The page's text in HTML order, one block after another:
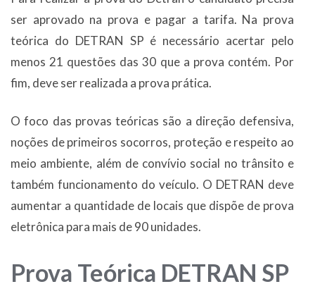
ser aprovado na prova e pagar a tarifa. Na prova
teórica do DETRAN SP é necessário acertar pelo
menos 21 questões das 30 que a prova contém. Por
fim, deve ser realizada a prova prática.
O foco das provas teóricas são a direção defensiva,
noções de primeiros socorros, proteção e respeito ao
meio ambiente, além de convívio social no trânsito e
também funcionamento do veículo. O DETRAN deve
aumentar a quantidade de locais que dispõe de prova
eletrônica para mais de 90 unidades.
Prova Teórica DETRAN SP